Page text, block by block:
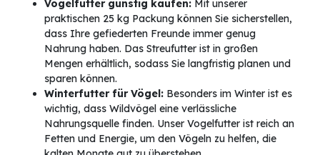
Vogelfutter günstig kaufen: Mit unserer
praktischen 25 kg Packung können Sie sicherstellen,
dass Ihre gefiederten Freunde immer genug
Nahrung haben. Das Streufutter ist in großen
Mengen erhältlich, sodass Sie langfristig planen und
sparen können.
Winterfutter für Vögel: Besonders im Winter ist es
wichtig, dass Wildvögel eine verlässliche
Nahrungsquelle finden. Unser Vogelfutter ist reich an
Fetten und Energie, um den Vögeln zu helfen, die